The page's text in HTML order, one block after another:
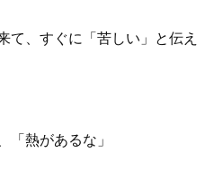
て、すぐに「苦しい」と伝え
「熱があるな」